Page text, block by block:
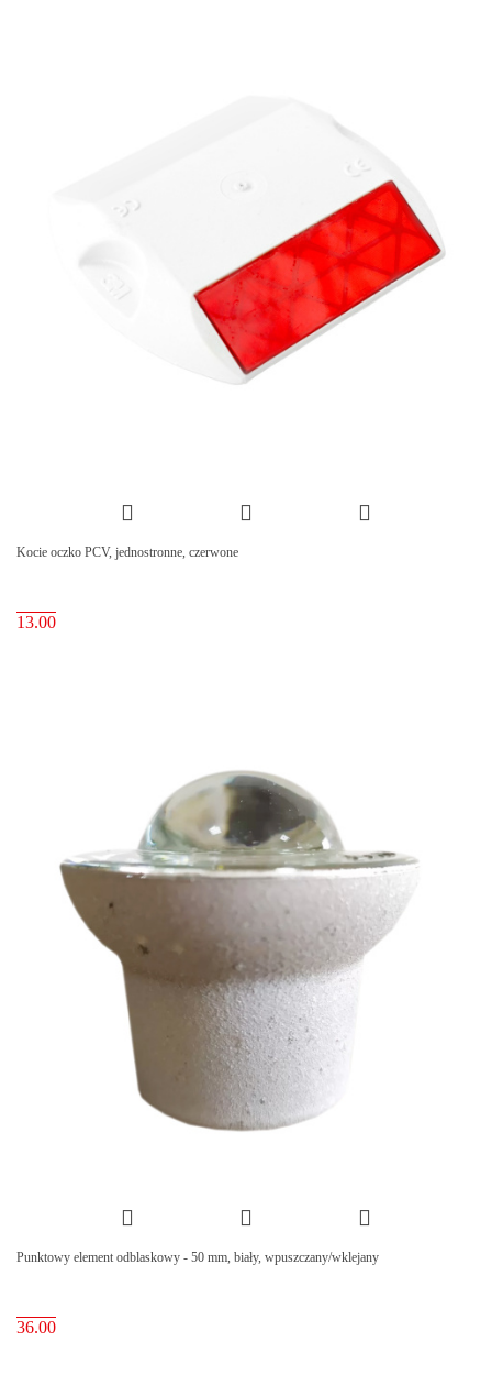
Kocie oczko PCV, jednostronne, czerwone
13.00
Punktowy element odblaskowy - 50 mm, biały, wpuszczany/wklejany
36.00